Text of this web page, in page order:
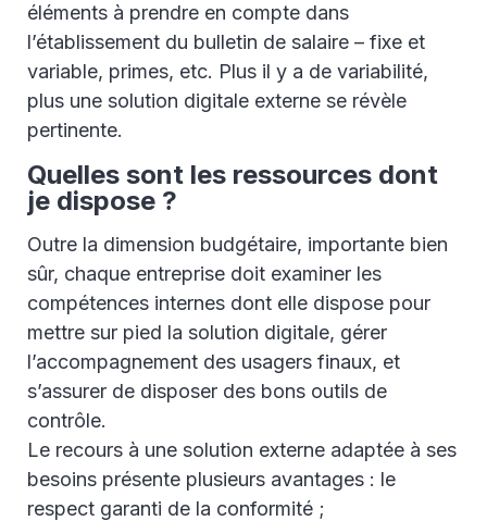
éléments à prendre en compte dans
l’établissement du bulletin de salaire – fixe et
variable, primes, etc. Plus il y a de variabilité,
plus une solution digitale externe se révèle
pertinente.
Quelles sont les ressources dont
je dispose ?
Outre la dimension budgétaire, importante bien
sûr, chaque entreprise doit examiner les
compétences internes dont elle dispose pour
mettre sur pied la solution digitale, gérer
l’accompagnement des usagers finaux, et
s’assurer de disposer des bons outils de
contrôle.
Le recours à une solution externe adaptée à ses
besoins présente plusieurs avantages : le
respect garanti de la conformité ;